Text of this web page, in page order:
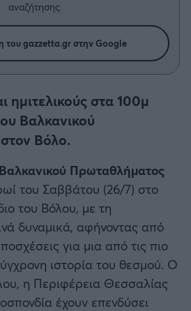
αναζήτησης.
του gazzetta.gr στην Google
ημιτελικούς στα 100μ
Βαλκανικού
Βόλο.
Πρωταθλήματος
του Σαββάτου (26/7) στο
του Βόλου, με τη
δυναμικά, αφήνοντας από
για μια από τις πιο
ιστορία του θεσμού. Ο
η Περιφέρεια Θεσσαλίας
έχουν επενδύσει